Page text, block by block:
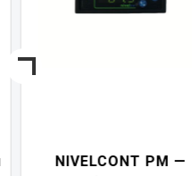
NIVELCONT PM —